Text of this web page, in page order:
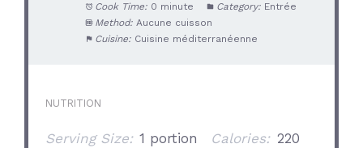
Cook Time: 0 minute Category: Entrée
Method: Aucune cuisson
Cuisine: Cuisine méditerranéenne
NUTRITION
Serving Size: 1 portion Calories: 220